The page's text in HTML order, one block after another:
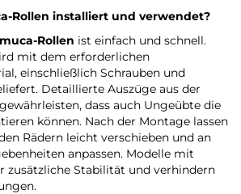
Rollen installiert und verwendet?
Rollen ist einfach und schnell.
mit dem erforderlichen
einschließlich Schrauben und
Detaillierte Auszüge aus der
dass auch Ungeübte die
können. Nach der Montage lassen
Rädern leicht verschieben und an
anpassen. Modelle mit
zusätzliche Stabilität und verhindern